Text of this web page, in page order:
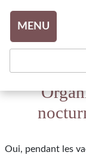
MENU
Oui, pendant les